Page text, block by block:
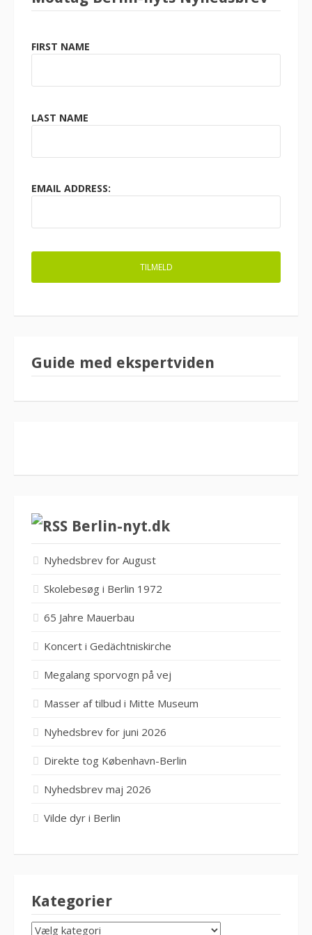
FIRST NAME
LAST NAME
EMAIL ADDRESS:
Guide med ekspertviden
Berlin-nyt.dk
Nyhedsbrev for August
Skolebesøg i Berlin 1972
65 Jahre Mauerbau
Koncert i Gedächtniskirche
Megalang sporvogn på vej
Masser af tilbud i Mitte Museum
Nyhedsbrev for juni 2026
Direkte tog København-Berlin
Nyhedsbrev maj 2026
Vilde dyr i Berlin
Kategorier
KATEGORIER